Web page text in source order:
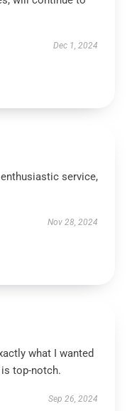
Dec 1, 2024
service,
Nov 28, 2024
what I wanted
top-notch.
Sep 26, 2024